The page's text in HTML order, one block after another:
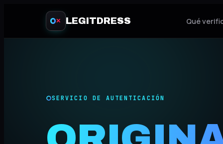
✕ LEGITDRESS Qué
SERVICIO DE AUTENTICACIÓN